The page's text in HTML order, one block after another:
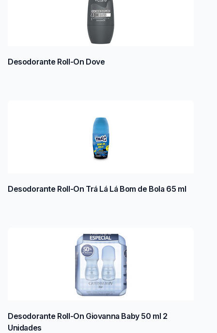
Desodorante Roll-On Dove
Desodorante Roll-On Trá Lá Lá Bom de Bola 65 ml
Desodorante Roll-On Giovanna Baby 50 ml 2
Unidades